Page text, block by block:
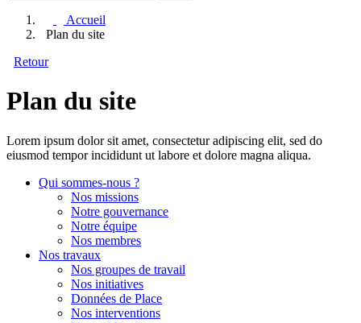
Accueil
Plan du site
Retour
Plan du site
Lorem ipsum dolor sit amet, consectetur adipiscing elit, sed do
eiusmod tempor incididunt ut labore et dolore magna aliqua.
Qui sommes-nous ?
Nos missions
Notre gouvernance
Notre équipe
Nos membres
Nos travaux
Nos groupes de travail
Nos initiatives
Données de Place
Nos interventions